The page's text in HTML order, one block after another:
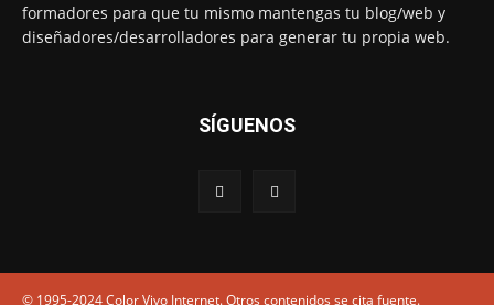
formadores para que tu mismo mantengas tu blog/web y
diseñadores/desarrolladores para generar tu propia web.
SÍGUENOS
© 1995-2024 Color Vivo Internet. Otros contenidos se cita fuente.